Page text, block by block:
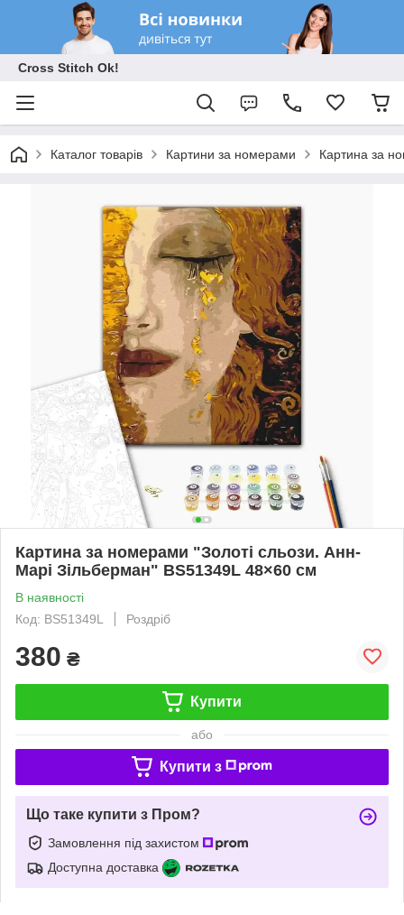
Cross Stitch Ok!
Каталог товарів Картини за номерами Картина за
Картина за номерами "Золоті сльози. Анн-
Марі Зільберман" BS51349L 48×60 см
В наявності
Код: BS51349L
Роздріб
380 ₴
Купити
або
Купити з
Що таке купити з Пром?
Замовлення під захистом
Доступна доставка